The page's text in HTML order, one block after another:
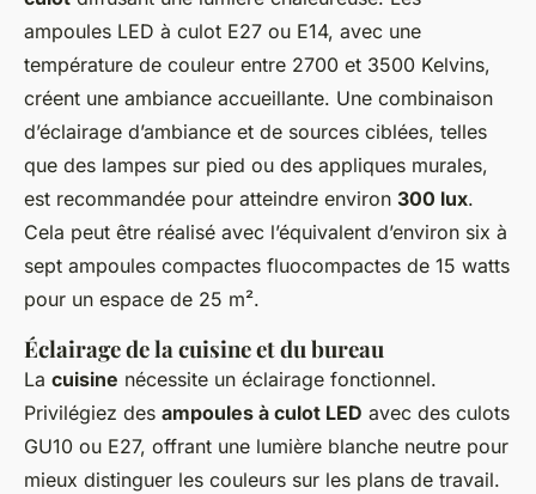
ampoules LED à culot E27 ou E14, avec une
température de couleur entre 2700 et 3500 Kelvins,
créent une ambiance accueillante. Une combinaison
d’éclairage d’ambiance et de sources ciblées, telles
que des lampes sur pied ou des appliques murales,
est recommandée pour atteindre environ 300 lux.
Cela peut être réalisé avec l’équivalent d’environ six à
sept ampoules compactes fluocompactes de 15 watts
pour un espace de 25 m².
Éclairage de la cuisine et du bureau
La cuisine nécessite un éclairage fonctionnel.
Privilégiez des ampoules à culot LED avec des culots
GU10 ou E27, offrant une lumière blanche neutre pour
mieux distinguer les couleurs sur les plans de travail.